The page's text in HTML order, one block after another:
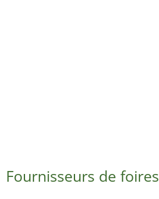
Fournisseurs de foires